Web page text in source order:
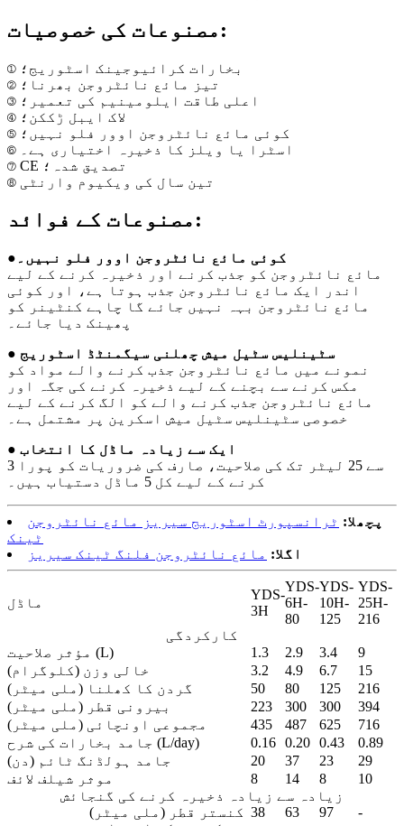
مصنوعات کی خصوصیات:
① بخارات کرائیوجینک اسٹوریج؛
② تیز مائع نائٹروجن بھرنا؛
③ اعلی طاقت ایلومینیم کی تعمیر؛
④ لاک ایبل ڑککن؛
⑤ کوئی مائع نائٹروجن اوور فلو نہیں؛
⑥ اسٹرا یا ویلز کا ذخیرہ اختیاری ہے۔
⑦ CE تصدیق شدہ؛
⑧ تین سال کی ویکیوم وارنٹی
مصنوعات کے فوائد:
●کوئی مائع نائٹروجن اوور فلو نہیں۔
مائع نائٹروجن کو جذب کرنے اور ذخیرہ کرنے کے لیے
اندر ایک مائع نائٹروجن جذب ہوتا ہے، اور کوئی
مائع نائٹروجن بہہ نہیں جائے گا چاہے کنٹینر کو
پھینک دیا جائے۔
● سٹینلیس سٹیل میش چھلنی سیگمنٹڈ اسٹوریج
نمونے میں مائع نائٹروجن جذب کرنے والے مواد کو
مکس کرنے سے بچنے کے لیے ذخیرہ کرنے کی جگہ اور
مائع نائٹروجن جذب کرنے والے کو الگ کرنے کے لیے
خصوصی سٹینلیس سٹیل میش اسکرین پر مشتمل ہے۔
● ایک سے زیادہ ماڈل کا انتخاب
3 سے 25 لیٹر تک کی صلاحیت، صارف کی ضروریات کو پورا
کرنے کے لیے کل 5 ماڈل دستیاب ہیں۔
پچھلا: ٹرانسپورٹ اسٹوریج سیریز مائع نائٹروجن
ٹینک
اگلا: مائع نائٹروجن فلنگ ٹینک سیریز
ماڈل
YDS-
3H
YDS-
6H-
80
YDS-
10H-
125
YDS-
25H-
216
کارکردگی
مؤثر صلاحیت (L)
1.3 2.9 3.4
9
خالی وزن (کلوگرام)
3.2 4.9 6.7
15
گردن کا کھلنا (ملی میٹر)
50 80 125
216
بیرونی قطر (ملی میٹر)
223 300 300
394
مجموعی اونچائی (ملی میٹر)
435 487 625
716
جامد بخارات کی شرح (L/day)
0.16 0.20 0.43
0.89
جامد ہولڈنگ ٹائم (دن)
20 37 23
29
موثر شیلف لائف
8 14 8
10
زیادہ سے زیادہ ذخیرہ کرنے کی گنجائش
کنستر قطر (ملی میٹر) 38 63 97
-